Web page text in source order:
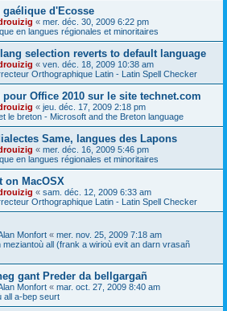
d'Ecosse
« mer. déc. 30, 2009 6:22 pm
en langues régionales et minoritaires
lang selection reverts to default language
« ven. déc. 18, 2009 10:38 am
Orthographique Latin - Latin Spell Checker
Office 2010 sur le site technet.com
« jeu. déc. 17, 2009 2:18 pm
le breton - Microsoft and the Breton language
Same, langues des Lapons
« mer. déc. 16, 2009 5:46 pm
en langues régionales et minoritaires
on MacOSX
« sam. déc. 12, 2009 6:33 am
Orthographique Latin - Latin Spell Checker
Monfort « mer. nov. 25, 2009 7:18 am
meziantoù all (frank a wirioù evit an darn vrasañ
gant Preder da bellgargañ
Monfort « mar. oct. 27, 2009 8:40 am
all a-bep seurt